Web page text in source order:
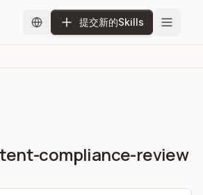
提交新的Skills
compliance-review